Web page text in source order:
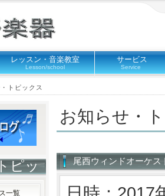
レッスン・音楽教室
Lesson/school
サービス
Service
トピックス
お知らせ・
尾西ウィンドオーケ
ピッ
一覧